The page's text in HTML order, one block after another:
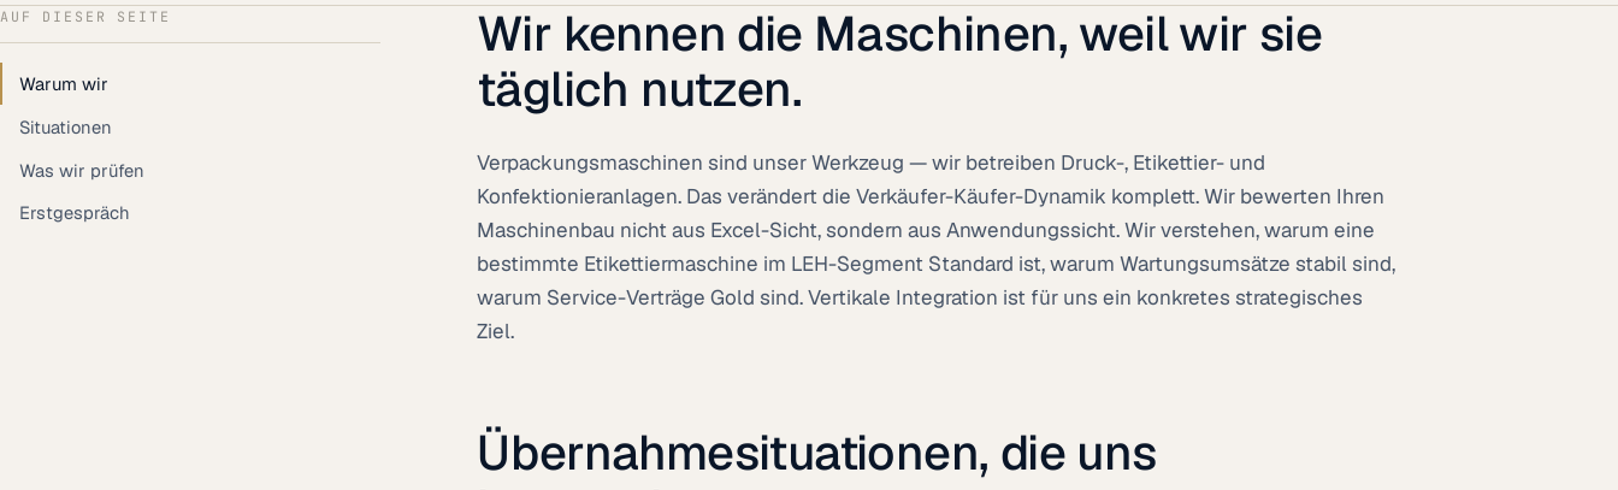
AUF DIESER SEITE
Warum wir
Situationen
Was wir prüfen
Erstgespräch
Wir kennen die Maschinen, weil wir sie
täglich nutzen.
Verpackungsmaschinen sind unser Werkzeug — wir betreiben Druck-, Etikettier- und
Konfektionieranlagen. Das verändert die Verkäufer-Käufer-Dynamik komplett. Wir bewerten Ihren
Maschinenbau nicht aus Excel-Sicht, sondern aus Anwendungssicht. Wir verstehen, warum eine
bestimmte Etikettiermaschine im LEH-Segment Standard ist, warum Wartungsumsätze stabil sind,
warum Service-Verträge Gold sind. Vertikale Integration ist für uns ein konkretes strategisches
Ziel.
Übernahmesituationen, die uns